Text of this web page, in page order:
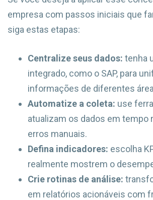
empresa com passos iniciais que
siga estas etapas:
Centralize seus dados: tenha
integrado, como o SAP, para
informações de diferentes
Automatize a coleta: use
atualizam os dados em tempo
erros manuais.
Defina indicadores: escolha
realmente mostrem o
Crie rotinas de análise:
em relatórios acionáveis com